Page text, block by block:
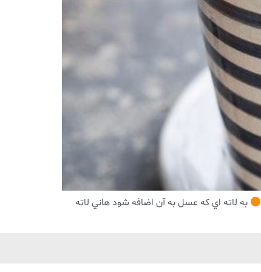
به لاته اي كه عسل به آن اضافه شود هاني لاته